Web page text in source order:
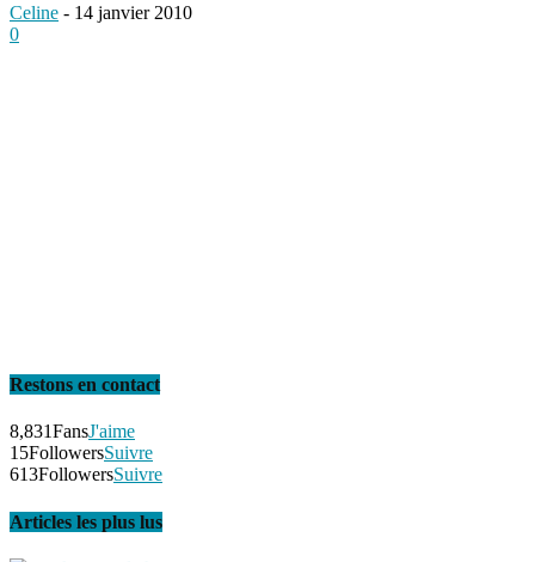
Celine - 14 janvier 2010
0
Restons en contact
8,831FansJ'aime
15FollowersSuivre
613FollowersSuivre
Articles les plus lus